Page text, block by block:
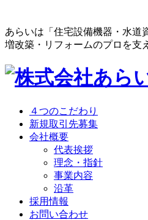
あらいは「住宅設備機器・水道
増改築・リフォームのプロを支
４つのこだわり
新規取引先募集
会社概要
代表挨拶
理念・指針
事業内容
沿革
採用情報
お問い合わせ